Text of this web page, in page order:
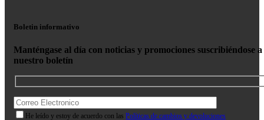
Boletin informativo
Manténgase al día con noticias y promociones suscribiéndose a
nuestro boletín
He leído y estoy de acuerdo con las Políticas de cambios y devoluciones